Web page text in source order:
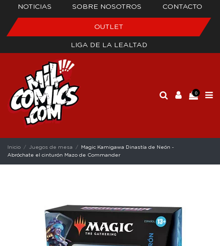
NOTICIAS SOBRE NOSOTROS CONTACTO
OUTLET
LIGA DE LA LEALTAD
0
Inicio Juegos de mesa
Magic Kamigawa Dinastía de Neón -
Abróchate el cinturón Mazo de Commander